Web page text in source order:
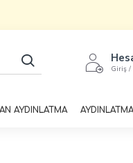
Giriş /
AYDINLATMA